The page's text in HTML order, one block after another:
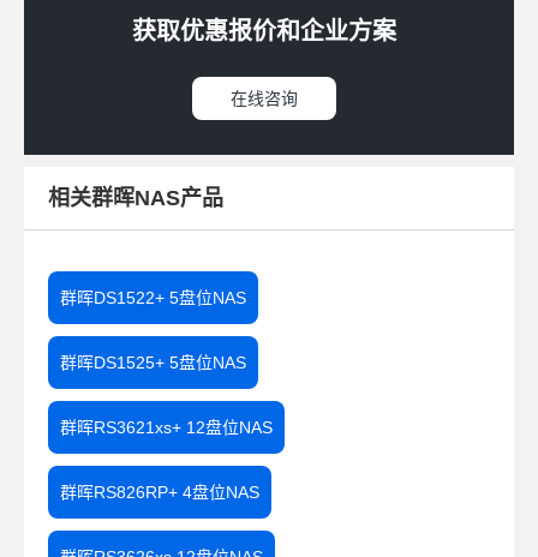
获取优惠报价和企业方案
在线咨询
相关群晖NAS产品
群晖DS1522+ 5盘位NAS
群晖DS1525+ 5盘位NAS
群晖RS3621xs+ 12盘位NAS
群晖RS826RP+ 4盘位NAS